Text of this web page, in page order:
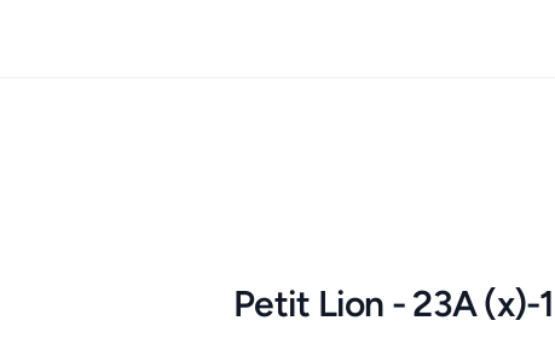
Petit Lion - 23A (x)-